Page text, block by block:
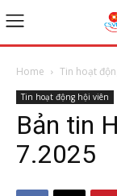
Home Tin hoạt
Tin hoạt động hội viên
Bản tin
7.2025